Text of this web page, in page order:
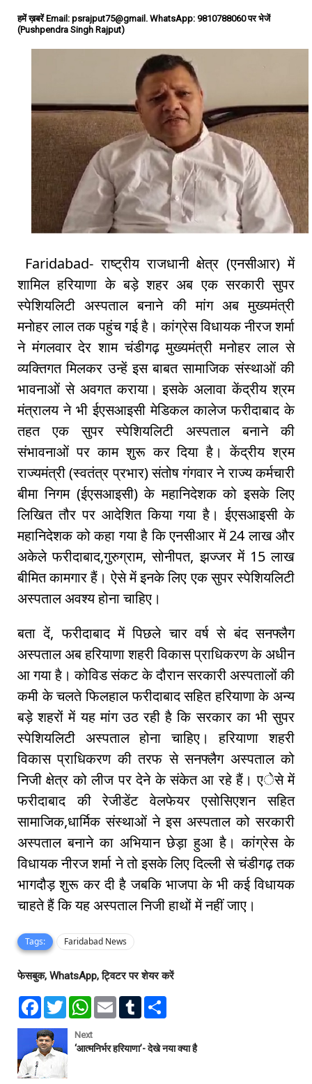
हमें ख़बरें Email: psrajput75@gmail. WhatsApp: 9810788060 पर भेजें
(Pushpendra Singh Rajput)
Faridabad- राष्ट्रीय राजधानी क्षेत्र (एनसीआर) में
शामिल हरियाणा के बड़े शहर अब एक सरकारी सुपर
स्पेशियलिटी अस्पताल बनाने की मांग अब मुख्यमंत्री
मनाेहर लाल तक पहुंच गई है। कांग्रेस विधायक नीरज शर्मा
ने मंगलवार देर शाम चंडीगढ़ मुख्यमंत्री मनोहर लाल से
व्यक्तिगत मिलकर उन्हें इस बाबत सामाजिक संस्थाओं की
भावनाओं से अवगत कराया। इसके अलावा केंद्रीय श्रम
मंत्रालय ने भी ईएसआइसी मेडिकल कालेज फरीदाबाद के
तहत एक सुपर स्पेशियलिटी अस्पताल बनाने की
संभावनाओं पर काम शुरू कर दिया है। केंद्रीय श्रम
राज्यमंत्री (स्वतंत्र प्रभार) संतोष गंगवार ने राज्य कर्मचारी
बीमा निगम (ईएसआइसी) के महानिदेशक को इसके लिए
लिखित तौर पर आदेशित किया गया है। ईएसआइसी के
महानिदेशक को कहा गया है कि एनसीआर में 24 लाख और
अकेले फरीदाबाद,गुरुग्राम, सोनीपत, झज्जर में 15 लाख
बीमित कामगार हैं। ऐसे में इनके लिए एक सुपर स्पेशियलिटी
अस्पताल अवश्य होना चाहिए।
बता दें, फरीदाबाद में पिछले चार वर्ष से बंद सनफ्लैग
अस्पताल अब हरियाणा शहरी विकास प्राधिकरण के अधीन
आ गया है। कोविड संकट के दौरान सरकारी अस्पतालों की
कमी के चलते फिलहाल फरीदाबाद सहित हरियाणा के अन्य
बड़े शहरों में यह मांग उठ रही है कि सरकार का भी सुपर
स्पेशियलिटी अस्पताल होना चाहिए। हरियाणा शहरी
विकास प्राधिकरण की तरफ से सनफ्लैग अस्पताल को
निजी क्षेत्र को लीज पर देने के संकेत आ रहे हैं। एेसे में
फरीदाबाद की रेजीडेंट वेलफेयर एसोसिएशन सहित
सामाजिक,धार्मिक संस्थाओं ने इस अस्पताल को सरकारी
अस्पताल बनाने का अभियान छेड़ा हुआ है। कांग्रेस के
विधायक नीरज शर्मा ने तो इसके लिए दिल्ली से चंडीगढ़ तक
भागदौड़ शुरू कर दी है जबकि भाजपा के भी कई विधायक
चाहते हैं कि यह अस्पताल निजी हाथों में नहीं जाए।
Tags: Faridabad News
फेसबुक, WhatsApp, ट्विटर पर शेयर करें
F
e
b
o
k
T
w
e
W
t
s
E
l
T
l
e
Next
‘आत्मनिर्भर हरियाणा’- देखे नया क्या है